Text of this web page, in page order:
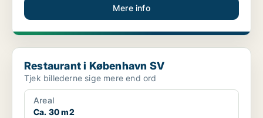
Mere info
Restaurant i København SV
Restaurant i København SV
Tjek billederne sige mere end ord
Areal
Ca. 30 m2